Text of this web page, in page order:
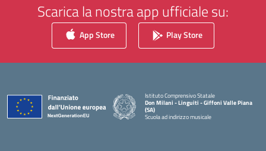
Scarica la nostra app ufficiale su:
App Store Play Store
Istituto Comprensivo Statale
Don Milani - Linguiti - Giffoni Valle Piana
(SA)
Scuola ad indirizzo musicale